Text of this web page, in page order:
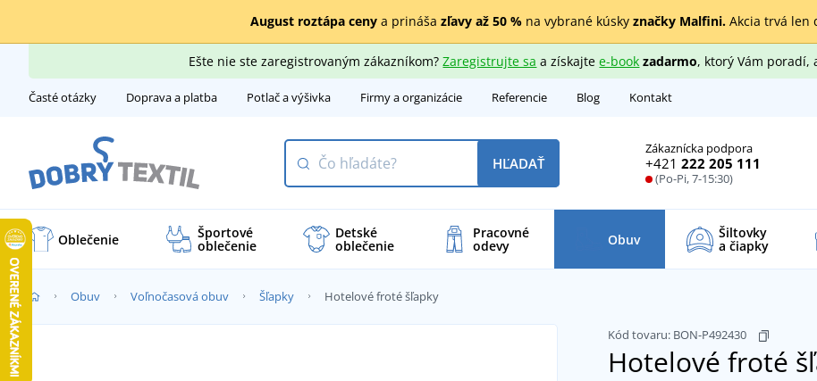
August roztápa cenya prináša zľavy až 50 %na vybrané kúsky značky Malfini.Akcia trvá len
Ešte nie ste zaregistrovaným zákazníkom?Zaregistrujte sa a získajtee-book zadarmo, ktorý Vám poradí,
Časté otázky Doprava a platba Potlač a výšivka Firmy a organizácie Referencie Blog Kontakt
Zákaznícka podpora
+421 222 205 111
(Po-Pi, 7-15:30)
HĽADAŤ
Oblečenie Športové
oblečenie
Detské
oblečenie
Pracovné
odevy Obuv Šiltovky
a čiapky
Obuv Voľnočasová obuv Šľapky Hotelové froté šľapky
Kód tovaru: BON-P492430
Hotelové froté